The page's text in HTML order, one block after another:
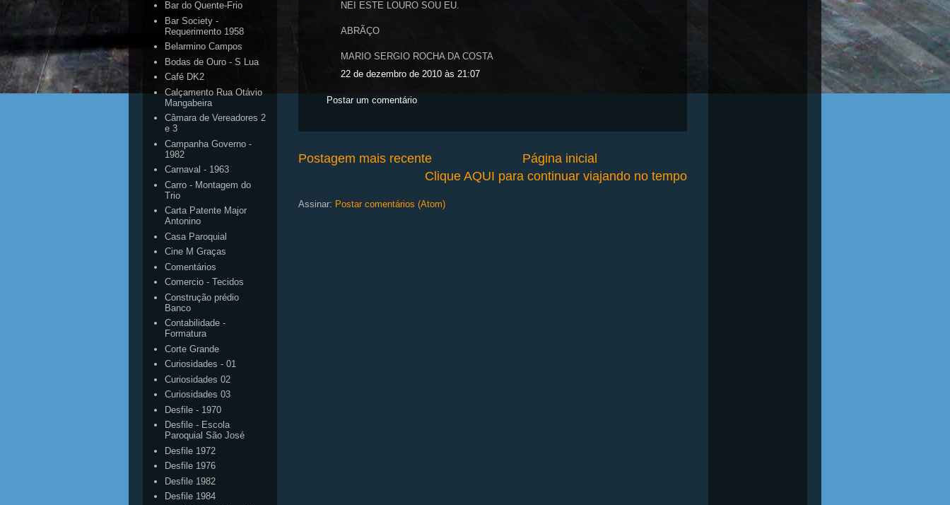
NEI ESTE LOURO SOU EU.
ABRÃÇO
MARIO SERGIO ROCHA DA COSTA
22 de dezembro de 2010 às 21:07
Postar um comentário
Postagem mais recente
Clique AQUI para continuar viajando no tempo
Página inicial
Assinar: Postar comentários (Atom)
Bar do Quente-Frio
Bar Society -
Requerimento 1958
Belarmino Campos
Bodas de Ouro - S Lua
Café DK2
Calçamento Rua Otávio
Mangabeira
Câmara de Vereadores 2
e 3
Campanha Governo -
1982
Carnaval - 1963
Carro - Montagem do
Trio
Carta Patente Major
Antonino
Casa Paroquial
Cine M Graças
Comentários
Comercio - Tecidos
Construção prédio
Banco
Contabilidade -
Formatura
Corte Grande
Curiosidades - 01
Curiosidades 02
Curiosidades 03
Desfile - 1970
Desfile - Escola
Paroquial São José
Desfile 1972
Desfile 1976
Desfile 1982
Desfile 1984